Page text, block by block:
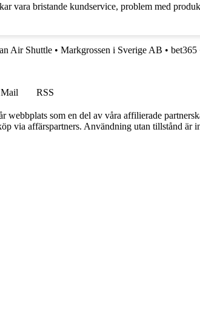
vara bristande kundservice, problem med
Air Shuttle • Markgrossen i Sverige AB • bet365
Mail
RSS
som en del av våra affilierade
via affärspartners. Användning utan tillstånd är